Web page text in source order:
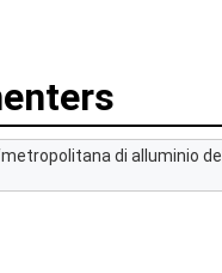
di alluminio del